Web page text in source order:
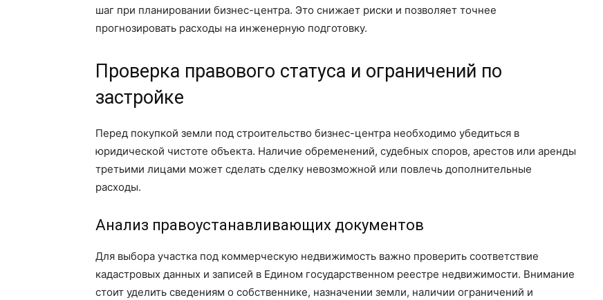
шаг при планировании бизнес-центра. Это снижает риски и позволяет точнее
прогнозировать расходы на инженерную подготовку.
Проверка правового статуса и ограничений по
застройке
Перед покупкой земли под строительство бизнес-центра необходимо убедиться в
юридической чистоте объекта. Наличие обременений, судебных споров, арестов или аренды
третьими лицами может сделать сделку невозможной или повлечь дополнительные
расходы.
Анализ правоустанавливающих документов
Для выбора участка под коммерческую недвижимость важно проверить соответствие
кадастровых данных и записей в Едином государственном реестре недвижимости. Внимание
стоит уделить сведениям о собственнике, назначении земли, наличии ограничений и